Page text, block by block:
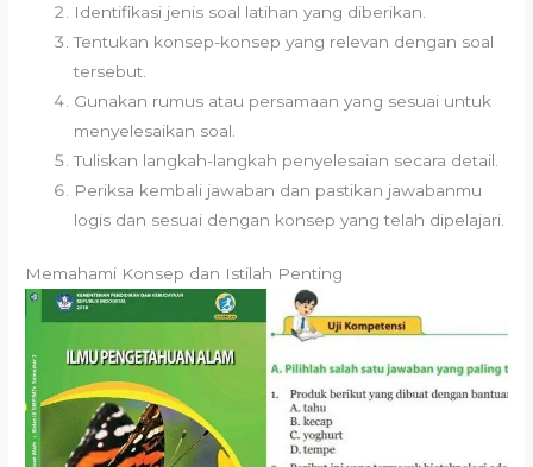
Identifikasi jenis soal latihan yang diberikan.
Tentukan konsep-konsep yang relevan dengan soal
tersebut.
Gunakan rumus atau persamaan yang sesuai untuk
menyelesaikan soal.
Tuliskan langkah-langkah penyelesaian secara detail.
Periksa kembali jawaban dan pastikan jawabanmu
logis dan sesuai dengan konsep yang telah dipelajari.
Memahami Konsep dan Istilah Penting